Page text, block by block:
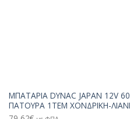
ΜΠΑΤΑΡΙΑ DYNAC JAPAN 12V
ΠΑΤΟΥΡΑ 1TEM ΧΟΝΔΡΙΚΗ-